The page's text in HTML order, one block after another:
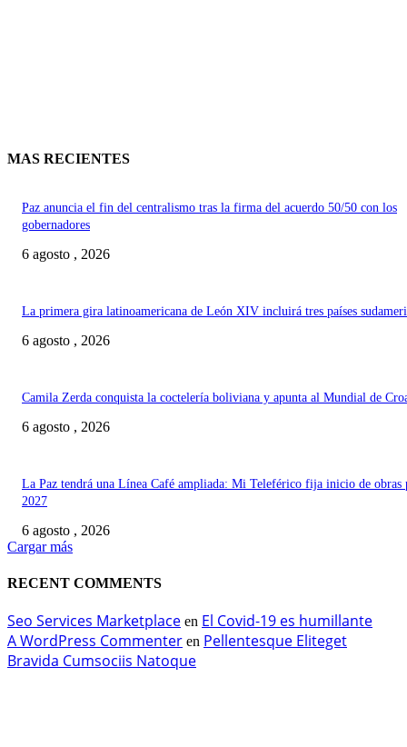
MAS RECIENTES
Paz anuncia el fin del centralismo tras la firma del acuerdo 50/50 con los
gobernadores
6 agosto , 2026
La primera gira latinoamericana de León XIV incluirá tres países
6 agosto , 2026
Camila Zerda conquista la coctelería boliviana y apunta al Mundial de
6 agosto , 2026
La Paz tendrá una Línea Café ampliada: Mi Teleférico fija inicio de obras
2027
6 agosto , 2026
Cargar más
RECENT COMMENTS
Seo Services Marketplace en El Covid-19 es humillante
A WordPress Commenter en Pellentesque Eliteget
Bravida Cumsociis Natoque